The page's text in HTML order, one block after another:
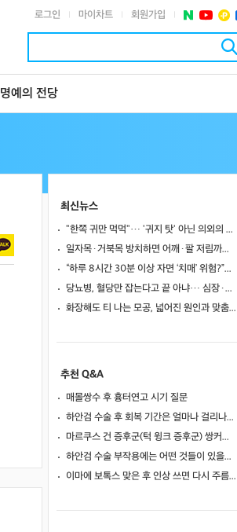
로그인 마이차트 회원가입
명예의 전당
최신뉴스
"한쪽 귀만 먹먹"… '귀지 탓' 아닌 의외의 원인 4가지
일자목·거북목 방치하면 어깨·팔 저림까지…초기 관리가 중요한 이유
“하루 8시간 30분 이상 자면 ‘치매’ 위험?”… 혈액 속 알츠하이머 단백질 늘었다
당뇨병, 혈당만 잡는다고 끝 아냐… 심장·신장·발 건강 관리까지 챙겨야
화장해도 티 나는 모공, 넓어진 원인과 맞춤 치료법
추천 Q&A
매몰쌍수 후 흉터연고 시기 질문
하안검 수술 후 회복 기간은 얼마나 걸리나요?
마르쿠스 건 증후군(턱 윙크 증후군) 쌍커풀 수술 가능 여부
하안검 수술 부작용에는 어떤 것들이 있을까요?
이마에 보톡스 맞은 후 인상 쓰면 다시 주름이 생길까요?